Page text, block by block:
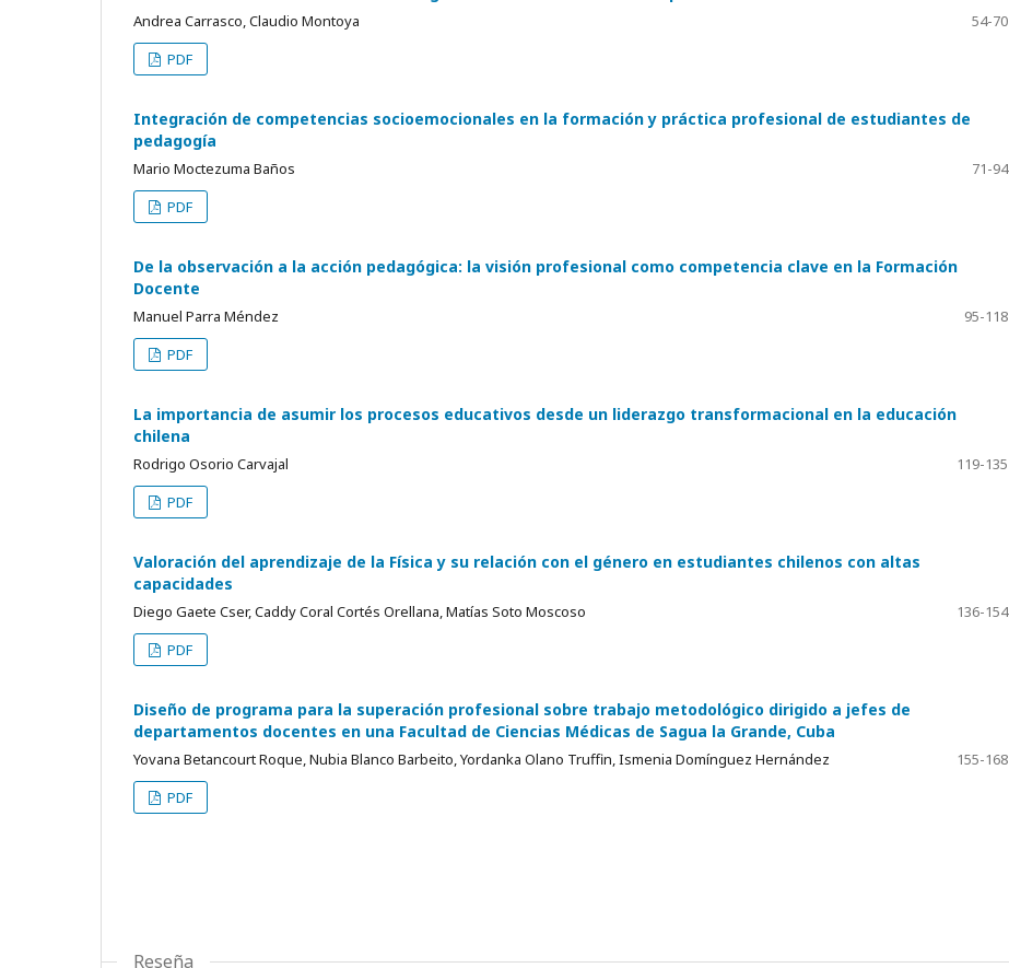
Andrea Carrasco, Claudio Montoya
54-70
PDF
Integración de competencias socioemocionales en la formación y práctica profesional de estudiantes de
pedagogía
Mario Moctezuma Baños
71-94
PDF
De la observación a la acción pedagógica: la visión profesional como competencia clave en la Formación
Docente
Manuel Parra Méndez
95-118
PDF
La importancia de asumir los procesos educativos desde un liderazgo transformacional en la educación
chilena
Rodrigo Osorio Carvajal
119-135
PDF
Valoración del aprendizaje de la Física y su relación con el género en estudiantes chilenos con altas
capacidades
Diego Gaete Cser, Caddy Coral Cortés Orellana, Matías Soto Moscoso
136-154
PDF
Diseño de programa para la superación profesional sobre trabajo metodológico dirigido a jefes de
departamentos docentes en una Facultad de Ciencias Médicas de Sagua la Grande, Cuba
Yovana Betancourt Roque, Nubia Blanco Barbeito, Yordanka Olano Truffin, Ismenia Domínguez Hernández
155-168
PDF
Reseña